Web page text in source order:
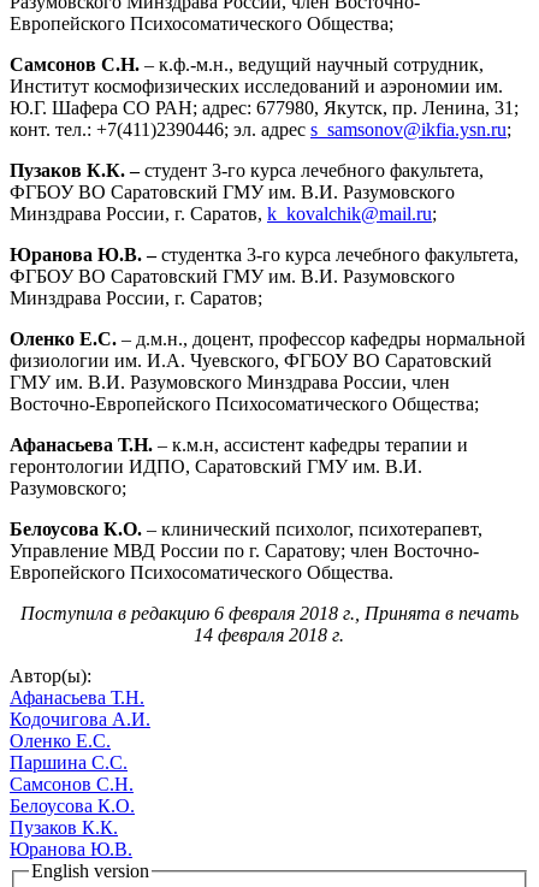
Европейского Психосоматического Общества;
Самсонов С.Н. – к.ф.-м.н., ведущий научный сотрудник,
Институт космофизических исследований и аэрономии им.
Ю.Г. Шафера СО РАН; адрес: 677980, Якутск, пр. Ленина, 31;
конт. тел.: +7(411)2390446; эл. адрес s_samsonov@ikfia.ysn.ru;
Пузаков К.К. –студент 3-го курса лечебного факультета,
ФГБОУ ВО Саратовский ГМУ им. В.И. Разумовского
Минздрава России, г. Саратов, k_kovalchik@mail.ru;
Юранова Ю.В. –студентка 3-го курса лечебного факультета,
ФГБОУ ВО Саратовский ГМУ им. В.И. Разумовского
Минздрава России, г. Саратов;
Оленко Е.С. – д.м.н., доцент, профессор кафедры нормальной
физиологии им. И.А. Чуевского, ФГБОУ ВО Саратовский
ГМУ им. В.И. Разумовского Минздрава России, член
Восточно-Европейского Психосоматического Общества;
Афанасьева Т.Н. – к.м.н, ассистент кафедры терапии и
геронтологии ИДПО, Саратовский ГМУ им. В.И.
Разумовского;
Белоусова К.О. – клинический психолог, психотерапевт,
Управление МВД России по г. Саратову; член Восточно-
Европейского Психосоматического Общества.
Поступила в редакцию 6 февраля 2018 г., Принята в печать
14 февраля 2018 г.
Автор(ы):
Афанасьева Т.Н.
Кодочигова А.И.
Оленко Е.С.
Паршина С.С.
Самсонов С.Н.
Белоусова К.О.
Пузаков К.К.
Юранова Ю.В.
English version